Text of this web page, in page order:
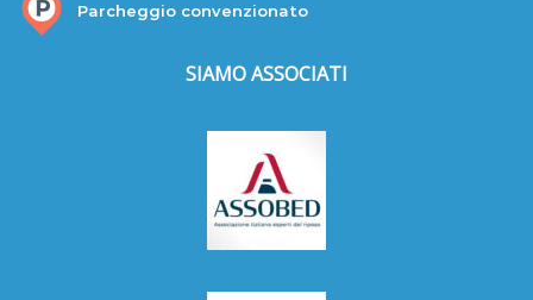
Parcheggio convenzionato
SIAMO ASSOCIATI